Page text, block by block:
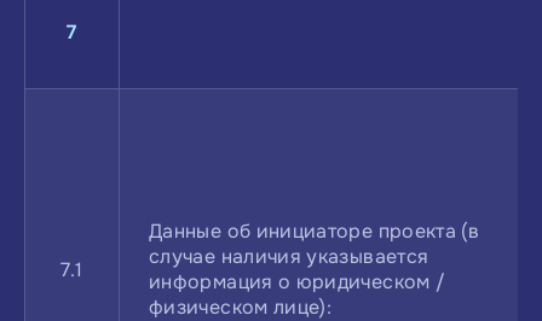
7
7.1
Данные об инициаторе проекта (в
случае наличия указывается
информация о юридическом /
физическом лице):